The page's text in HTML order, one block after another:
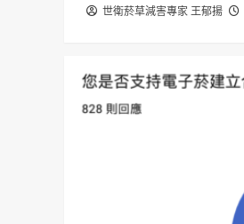
世衛菸草減害專家 王郁揚